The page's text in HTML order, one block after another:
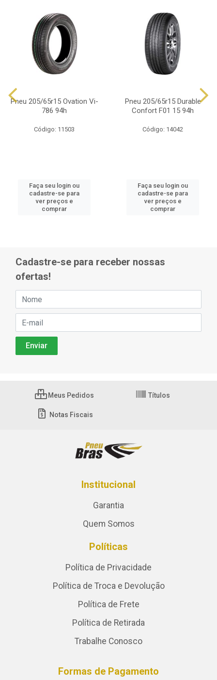
Pneu 205/65r15 Ovation Vi-
786 94h
Código: 11503
Faça seu login ou
cadastre-se para
ver preços e
comprar
Pneu 205/65r15 Durable
Confort F01 15 94h
Código: 14042
Faça seu login ou
cadastre-se para
ver preços e
comprar
Cadastre-se para receber nossas
ofertas!
Meus Pedidos Títulos
Notas Fiscais
Institucional
Garantia
Quem Somos
Políticas
Política de Privacidade
Política de Troca e Devolução
Política de Frete
Política de Retirada
Trabalhe Conosco
Formas de Pagamento